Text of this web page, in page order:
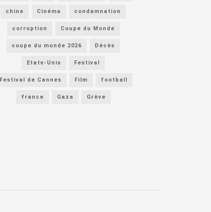
chine Cinéma condamnation
corruption Coupe du Monde
coupe du monde 2026 Décès
Etats-Unis Festival
Festival de Cannes Film football
france Gaza Grève